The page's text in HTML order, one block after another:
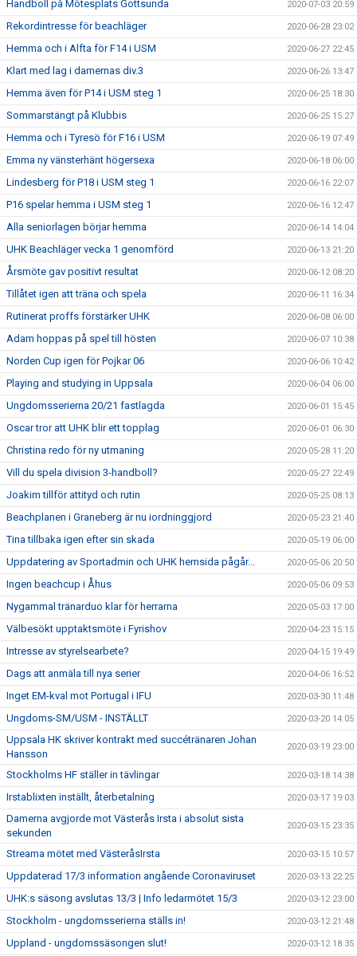
Handboll på Mötesplats Gottsunda 2020-07-03 20:59
Rekordintresse för beachläger 2020-06-28 23:02
Hemma och i Alfta för F14 i USM 2020-06-27 22:45
Klart med lag i damernas div.3 2020-06-26 13:47
Hemma även för P14 i USM steg 1 2020-06-25 18:30
Sommarstängt på Klubbis 2020-06-25 15:27
Hemma och i Tyresö för F16 i USM 2020-06-19 07:49
Emma ny vänsterhänt högersexa 2020-06-18 06:00
Lindesberg för P18 i USM steg 1 2020-06-16 22:07
P16 spelar hemma i USM steg 1 2020-06-16 12:47
Alla seniorlagen börjar hemma 2020-06-14 14:04
UHK Beachläger vecka 1 genomförd 2020-06-13 21:20
Årsmöte gav positivt resultat 2020-06-12 08:20
Tillåtet igen att träna och spela 2020-06-11 16:34
Rutinerat proffs förstärker UHK 2020-06-08 06:00
Adam hoppas på spel till hösten 2020-06-07 10:38
Norden Cup igen för Pojkar 06 2020-06-06 10:42
Playing and studying in Uppsala 2020-06-04 06:00
Ungdomsserierna 20/21 fastlagda 2020-06-01 15:45
Oscar tror att UHK blir ett topplag 2020-06-01 06:30
Christina redo för ny utmaning 2020-05-28 11:20
Vill du spela division 3-handboll? 2020-05-27 22:49
Joakim tillför attityd och rutin 2020-05-25 08:13
Beachplanen i Graneberg är nu iordninggjord 2020-05-23 21:40
Tina tillbaka igen efter sin skada 2020-05-19 06:00
Uppdatering av Sportadmin och UHK hemsida pågår... 2020-05-06 20:50
Ingen beachcup i Åhus 2020-05-06 09:53
Nygammal tränarduo klar för herrarna 2020-05-03 17:00
Välbesökt upptaktsmöte i Fyrishov 2020-04-23 15:15
Intresse av styrelsearbete? 2020-04-15 19:49
Dags att anmäla till nya serier 2020-04-06 16:52
Inget EM-kval mot Portugal i IFU 2020-03-30 11:48
Ungdoms-SM/USM - INSTÄLLT 2020-03-20 14:05
Uppsala HK skriver kontrakt med succétränaren Johan
Hansson
2020-03-19 23:00
Stockholms HF ställer in tävlingar 2020-03-18 14:38
Irstablixten inställt, återbetalning 2020-03-17 19:03
Damerna avgjorde mot Västerås Irsta i absolut sista
sekunden
2020-03-15 23:35
Streama mötet med VästeråsIrsta 2020-03-15 10:57
Uppdaterad 17/3 information angående Coronaviruset 2020-03-13 22:25
UHK:s säsong avslutas 13/3 | Info ledarmötet 15/3 2020-03-12 23:00
Stockholm - ungdomsserierna ställs in! 2020-03-12 21:48
Uppland - ungdomssäsongen slut! 2020-03-12 18:35